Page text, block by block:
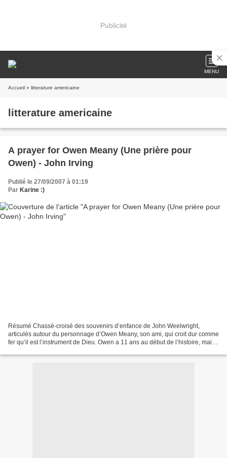
Publicité
MENU
Accueil » litterature americaine
litterature americaine
A prayer for Owen Meany (Une prière pour
Owen) - John Irving
Publié le 27/09/2007 à 01:19
Par Karine :)
Résumé Chassé-croisé des souvenirs d’enfance de John Weelwright,
articulés autour du personnage d’Owen Meany, son ami, qui croit dur comme
fer qu’il est l’instrument de Dieu. Owen a 11 ans au début de l’histoire, mais